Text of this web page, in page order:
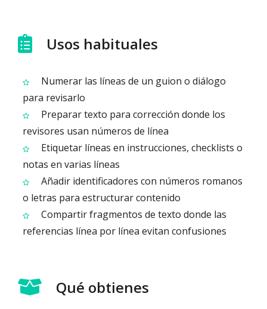
Usos habituales
Numerar las líneas de un guion o diálogo
para revisarlo
Preparar texto para corrección donde los
revisores usan números de línea
Etiquetar líneas en instrucciones, checklists o
notas en varias líneas
Añadir identificadores con números romanos
o letras para estructurar contenido
Compartir fragmentos de texto donde las
referencias línea por línea evitan confusiones
Qué obtienes